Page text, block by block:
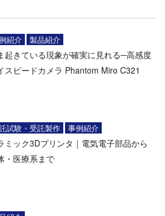
紹介 製品紹介
起きている現象が確実に見れる─高感度
スピードカメラ Phantom Miro C321
試験・受託製作 事例紹介
ミック3Dプリンタ｜電気電子部品から
・医療系まで